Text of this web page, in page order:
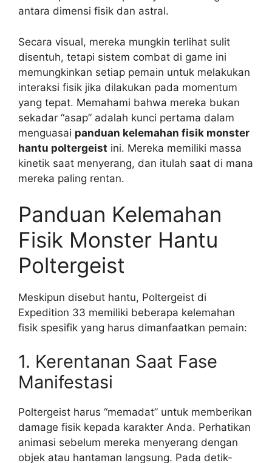
antara dimensi fisik dan astral.
Secara visual, mereka mungkin terlihat sulit
disentuh, tetapi sistem combat di game ini
memungkinkan setiap pemain untuk melakukan
interaksi fisik jika dilakukan pada momentum
yang tepat. Memahami bahwa mereka bukan
sekadar “asap” adalah kunci pertama dalam
menguasai panduan kelemahan fisik monster
hantu poltergeist ini. Mereka memiliki massa
kinetik saat menyerang, dan itulah saat di mana
mereka paling rentan.
Panduan Kelemahan
Fisik Monster Hantu
Poltergeist
Meskipun disebut hantu, Poltergeist di
Expedition 33 memiliki beberapa kelemahan
fisik spesifik yang harus dimanfaatkan pemain:
1. Kerentanan Saat Fase
Manifestasi
Poltergeist harus “memadat” untuk memberikan
damage fisik kepada karakter Anda. Perhatikan
animasi sebelum mereka menyerang dengan
objek atau hantaman langsung. Pada detik-